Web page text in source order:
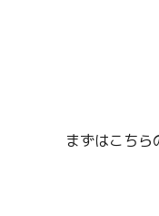
まずはこちら